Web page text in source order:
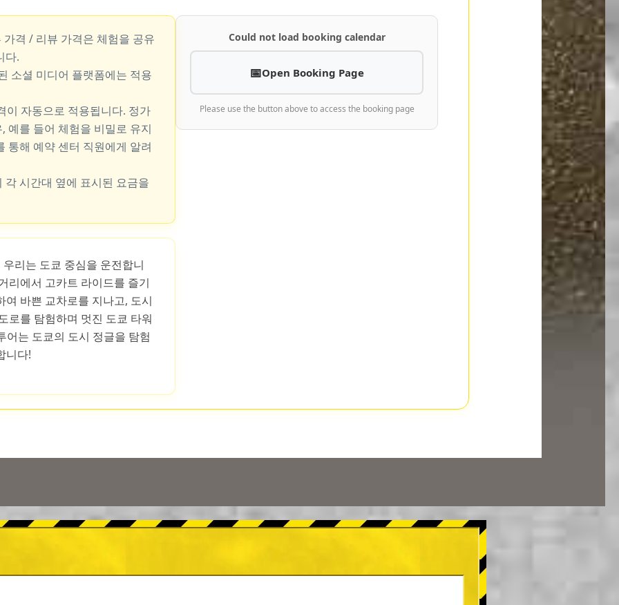
격 / 리뷰 가격은 체험을 공유
다.
소셜 미디어 플랫폼에는 적용
자동으로 적용됩니다. 정가
예를 들어 체험을 비밀로 유지
통해 예약 센터 직원에게 알려
시간대 옆에 표시된 요금을
리는 도쿄 중심을 운전합니
리에서 고카트 라이드를 즐기
바쁜 교차로를 지나고, 도시
로를 탐험하며 멋진 도쿄 타워
어는 도쿄의 도시 정글을 탐험
니다!
Could not load booking calendar
Open Booking Page
Please use the button above to access the booking page